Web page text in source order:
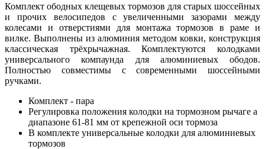
Комплект ободных клещевых тормозов для старых шоссейных
и прочих велосипедов с увеличенными зазорами между
колесами и отверстиями для монтажа тормозов в раме и
вилке. Выполнены из алюминия методом ковки, конструкция
классическая трёхрычажная. Комплектуются колодками
универсального компаунда для алюминиевых ободов.
Полностью совместимы с современными шоссейными
ручками.
Комплект - пара
Регулировка положения колодки на тормозном рычаге а
диапазоне 61-81 мм от крепежной оси тормоза
В комплекте универсальные колодки для алюминиевых
тормозов